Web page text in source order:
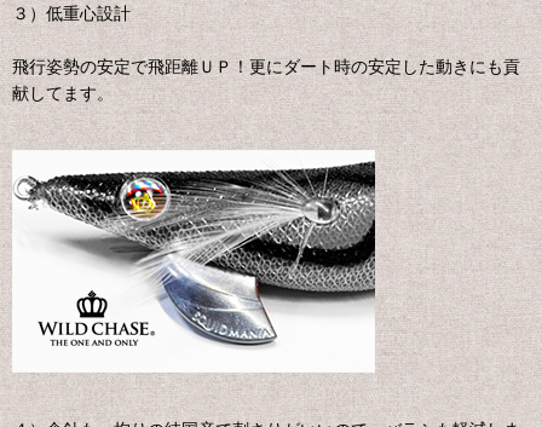
３）低重心設計
飛行姿勢の安定で飛距離ＵＰ！更にダート時の安定した動きにも貢
献してます。